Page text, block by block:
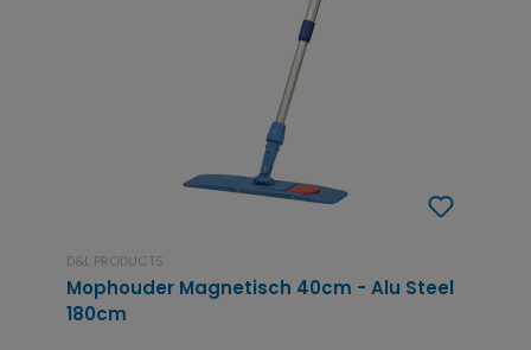
D&L PRODUCTS
Mophouder Magnetisch 40cm - Alu Steel
180cm